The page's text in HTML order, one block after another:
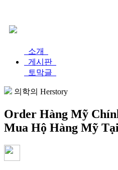
소개
게시판
토막글
의학의 Herstory
Order Hàng Mỹ
Mua Hộ Hàng Mỹ